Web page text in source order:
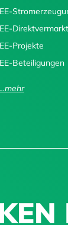
EE-
EE-
EE-Projekte
EE-Beteiligungen
...mehr